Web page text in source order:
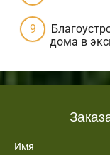
дома в
Имя